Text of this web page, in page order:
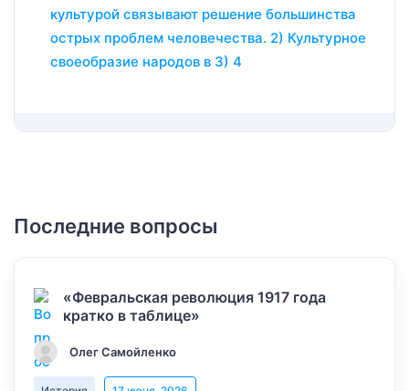
культурой связывают решение большинства
острых проблем человечества. 2) Культурное
своеобразие народов в 3) 4
Последние вопросы
«Февральская революция 1917 года
кратко в таблице»
Олег Самойленко